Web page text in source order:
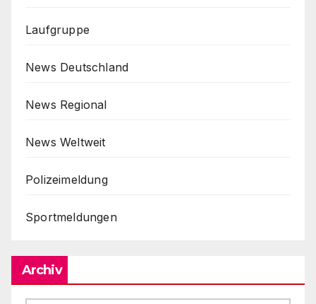
Laufgruppe
News Deutschland
News Regional
News Weltweit
Polizeimeldung
Sportmeldungen
Archiv